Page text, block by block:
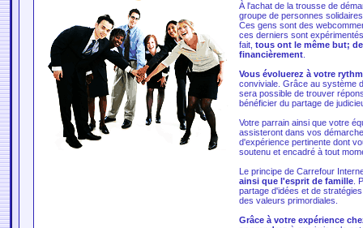
À l'achat de la trousse de
groupe de personnes
Ces gens sont des
ces derniers sont
fait, tous ont le même but;
financièrement.
Vous évoluerez à votre
conviviale. Grâce au système
sera possible de trouver
bénéficier du partage de
Votre parrain ainsi que votre
assisteront dans vos
d'expérience pertinente dont
soutenu et encadré à tout
Le principe de Carrefour
ainsi que l'esprit de famille.
partage d'idées et de
des valeurs primordiales.
Grâce à votre expérience